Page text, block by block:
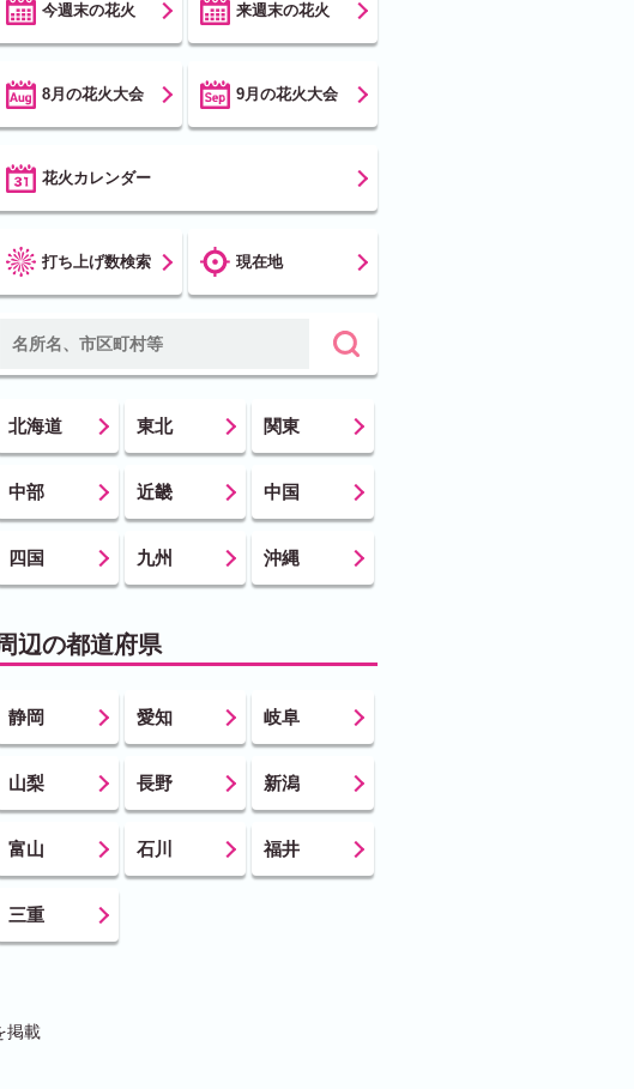
今週末の花火 来週末の花火
8月の花火大会 9月の花火大会
花火カレンダー
打ち上げ数検索 現在地
北海道 東北 関東
中部 近畿 中国
四国 九州 沖縄
辺の都道府県
静岡 愛知 岐阜
山梨 長野 新潟
富山 石川 福井
三重
掲載